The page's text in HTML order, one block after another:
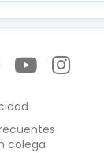
colega